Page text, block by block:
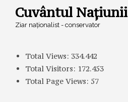
Cuvântul Națiunii
Ziar naționalist - conservator
Total Views: 334.442
Total Visitors: 172.453
Total Page Views: 57